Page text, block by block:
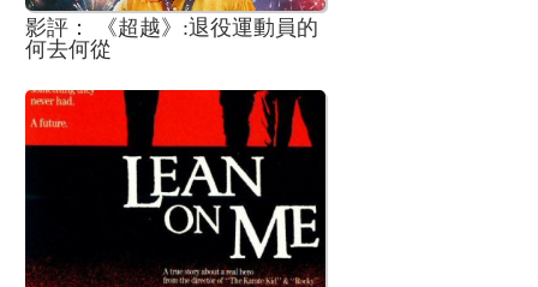
影評： 《超越》:退役運動員的
何去何從